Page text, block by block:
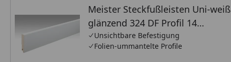
Meister Steckfußleisten Uni-weiß
glänzend 324 DF Profil 14
MK/15MK/16MK
Unsichtbare Befestigung
Folien-ummantelte Profile